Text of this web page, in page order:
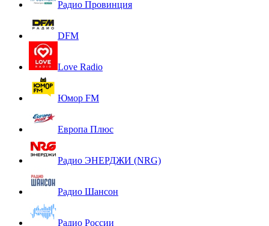
Радио Провинция
DFM
Love Radio
Юмор FM
Европа Плюс
Радио ЭНЕРДЖИ (NRG)
Радио Шансон
Радио России